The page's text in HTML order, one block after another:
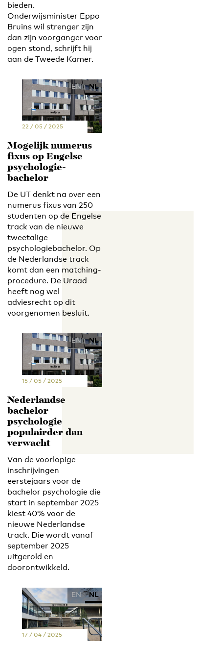
bieden.
Onderwijsminister Eppo
Bruins wil strenger zijn
dan zijn voorganger voor
ogen stond, schrijft hij
aan de Tweede Kamer.
EN NL
22 / 05 / 2025
Mogelijk numerus
fixus op Engelse
psychologie-
bachelor
De UT denkt na over een
numerus fixus van 250
studenten op de Engelse
track van de nieuwe
tweetalige
psychologiebachelor. Op
de Nederlandse track
komt dan een matching-
procedure. De Uraad
heeft nog wel
adviesrecht op dit
voorgenomen besluit.
EN NL
15 / 05 / 2025
Nederlandse
bachelor
psychologie
populairder dan
verwacht
Van de voorlopige
inschrijvingen
eerstejaars voor de
bachelor psychologie die
start in september 2025
kiest 40% voor de
nieuwe Nederlandse
track. Die wordt vanaf
september 2025
uitgerold en
doorontwikkeld.
EN NL
17 / 04 / 2025